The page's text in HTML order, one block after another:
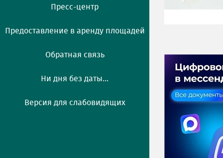
Пресс-центр
Предоставление в аренду площадей
Обратная связь
Ни дня без даты...
Версия для слабовидящих